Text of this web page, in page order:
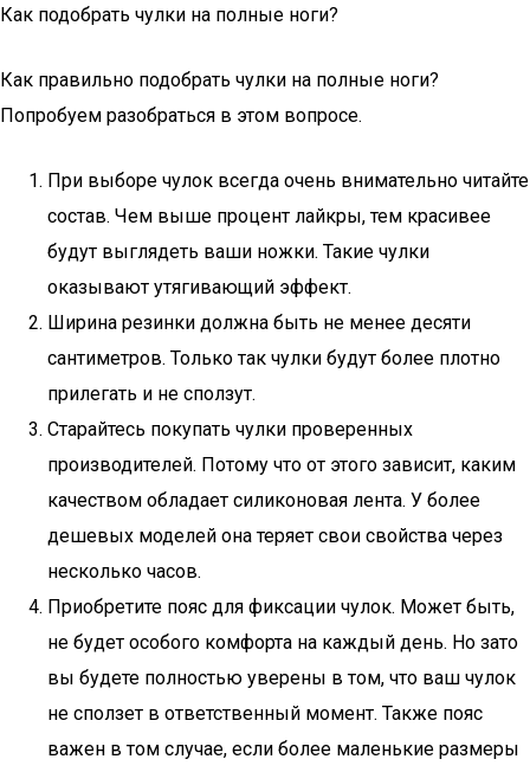
Как подобрать чулки на полные ноги?
Как правильно подобрать чулки на полные ноги?
Попробуем разобраться в этом вопросе.
При выборе чулок всегда очень внимательно читайте
состав. Чем выше процент лайкры, тем красивее
будут выглядеть ваши ножки. Такие чулки
оказывают утягивающий эффект.
Ширина резинки должна быть не менее десяти
сантиметров. Только так чулки будут более плотно
прилегать и не сползут.
Старайтесь покупать чулки проверенных
производителей. Потому что от этого зависит, каким
качеством обладает силиконовая лента. У более
дешевых моделей она теряет свои свойства через
несколько часов.
Приобретите пояс для фиксации чулок. Может быть,
не будет особого комфорта на каждый день. Но зато
вы будете полностью уверены в том, что ваш чулок
не сползет в ответственный момент. Также пояс
важен в том случае, если более маленькие размеры